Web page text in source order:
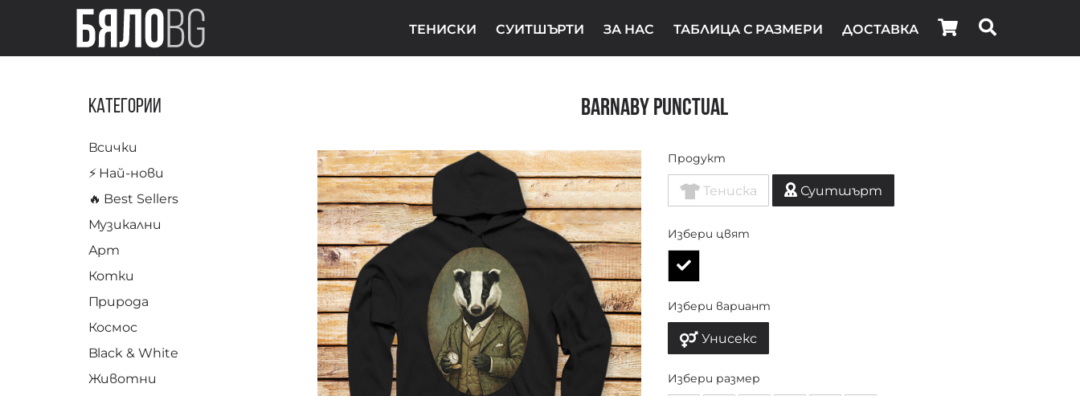
ТЕНИСКИ СУИТШЪРТИ ЗА НАС ТАБЛИЦА С РАЗМЕРИ ДОСТАВКА
Категории
Всички
⚡️ Най-нови
🔥 Best Sellers
Музикални
Арт
Котки
Природа
Космос
Black & White
Животни
Barnaby Punctual
Продукт
Тениска Суитшърт
Избери цвят
Избери вариант
Унисекс
Избери размер